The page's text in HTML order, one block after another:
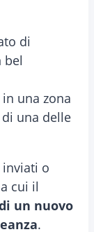
di
bel
una zona
una delle
o
cui il
un nuovo
.